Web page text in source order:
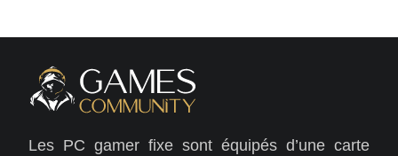
Les PC gamer fixe sont équipés d’une carte